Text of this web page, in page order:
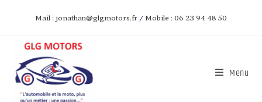
Mail : jonathan@glgmotors.fr / Mobile : 06 23 94 48 50
Menu